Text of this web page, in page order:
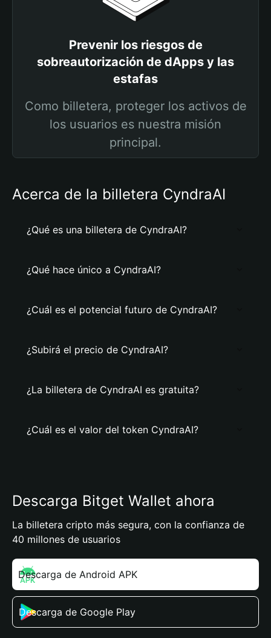
Prevenir los riesgos de
sobreautorización de dApps y las
estafas
Como billetera, proteger los activos de
los usuarios es nuestra misión
principal.
Acerca de la billetera CyndraAI
¿Qué es una billetera de CyndraAI?
¿Qué hace único a CyndraAI?
¿Cuál es el potencial futuro de CyndraAI?
¿Subirá el precio de CyndraAI?
¿La billetera de CyndraAI es gratuita?
¿Cuál es el valor del token CyndraAI?
Descarga Bitget Wallet ahora
La billetera cripto más segura, con la confianza de
40 millones de usuarios
Descarga de Android APK
Descarga de Google Play